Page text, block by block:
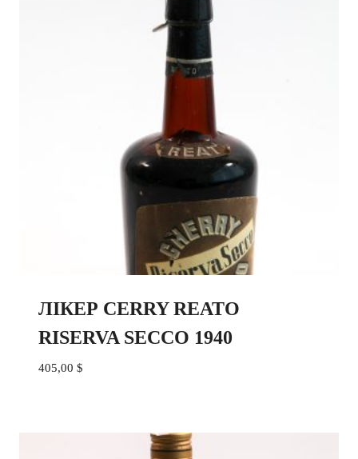
ЛІКЕР CERRY REATO
RISERVA SECCO 1940
405,00 $